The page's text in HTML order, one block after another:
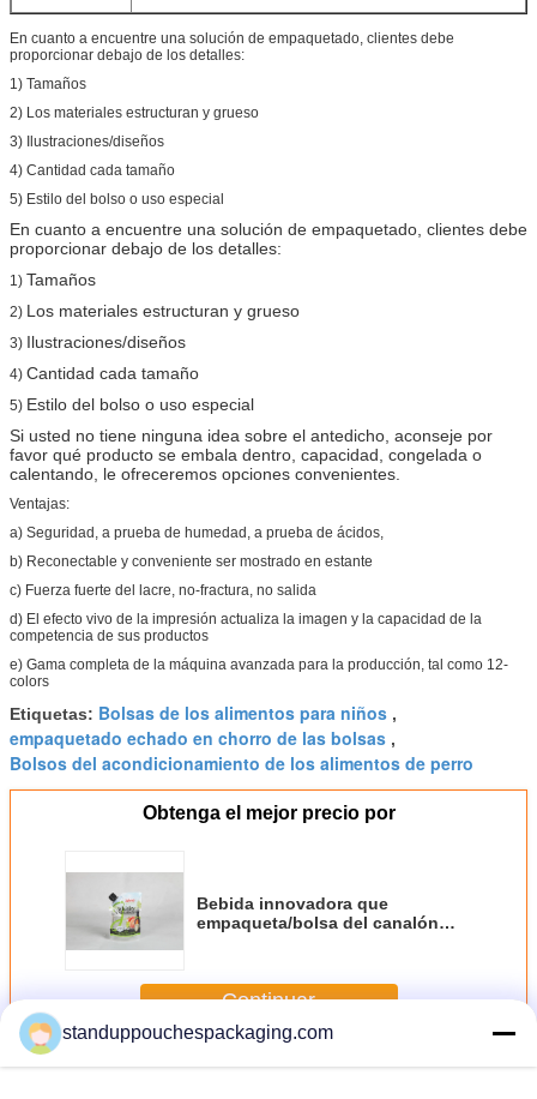
En cuanto a encuentre una solución de empaquetado, clientes debe
proporcionar debajo de los detalles:
1) Tamaños
2) Los materiales estructuran y grueso
3) Ilustraciones/diseños
4) Cantidad cada tamaño
5) Estilo del bolso o uso especial
En cuanto a encuentre una solución de empaquetado, clientes debe
proporcionar debajo de los detalles:
1) Tamaños
2) Los materiales estructuran y grueso
3) Ilustraciones/diseños
4) Cantidad cada tamaño
5) Estilo del bolso o uso especial
Si usted no tiene ninguna idea sobre el antedicho, aconseje por
favor qué producto se embala dentro, capacidad, congelada o
calentando, le ofreceremos opciones convenientes.
Ventajas:
a) Seguridad, a prueba de humedad, a prueba de ácidos,
b) Reconectable y conveniente ser mostrado en estante
c) Fuerza fuerte del lacre, no-fractura, no salida
d) El efecto vivo de la impresión actualiza la imagen y la capacidad de la
competencia de sus productos
e) Gama completa de la máquina avanzada para la producción, tal como 12-
colors
Etiquetas: Bolsas de los alimentos para niños ,
empaquetado echado en chorro de las bolsas ,
Bolsos del acondicionamiento de los alimentos de perro
Obtenga el mejor precio por
Bebida innovadora que
empaqueta/bolsa del canalón
Continuar
MásBolsa de surtidor
standuppouchespackaging.com